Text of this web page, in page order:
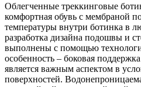
Облегченные треккинговые
комфортная обувь с мембраной
температуры внутри ботинка в
разработка дизайна подошвы и
выполнены с помощью
особенность – боковая
является важным аспектом в
поверхностей.